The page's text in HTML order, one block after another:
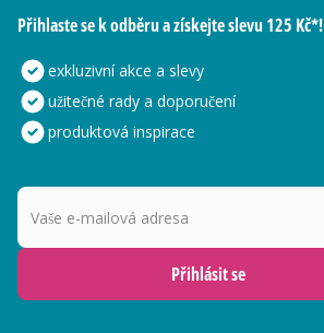
Přihlaste se k odběru a získejte slevu 125 Kč*!
exkluzivní akce a slevy
užitečné rady a doporučení
produktová inspirace
Vaše e-mailová adresa
Přihlásit se